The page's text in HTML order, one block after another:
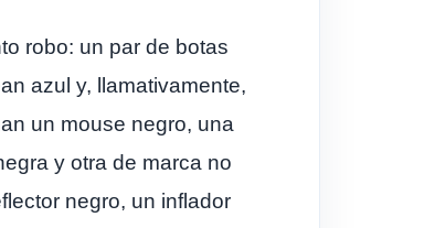
robo: un par de botas
azul y, llamativamente,
un mouse negro, una
y otra de marca no
negro, un inflador